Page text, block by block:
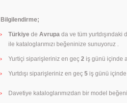
Bilgilendirme;
Türkiye de Avrupa da ve tüm
ile kataloglarımızı beğeninize sunuyoruz .
Yurtiçi siparişleriniz en geç 2 iş günü içinde
Yurtdışı siparişleriniz en geç 5 iş günü
Davetiye kataloglarımızdan bir model